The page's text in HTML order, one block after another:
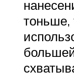
тоньше,